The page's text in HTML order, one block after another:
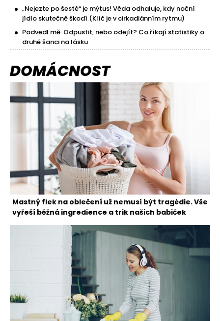
„Nejezte po šesté“ je mýtus! Věda odhaluje, kdy noční
jídlo skutečně škodí (Klíč je v cirkadiánním rytmu)
Podvedl mě. Odpustit, nebo odejít? Co říkají statistiky o
druhé šanci na lásku
DOMÁCNOST
Mastný flek na oblečení už nemusí být tragédie. Vše
vyřeší běžná ingredience a trik našich babiček